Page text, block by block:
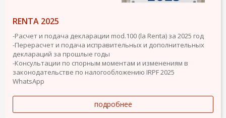
RENTA 2025
-Расчет и подача декларации mod.100 (la Renta) за 2025 год
-Перерасчет и подача исправительных и дополнительных
деклараций за прошлые годы
-Консультации по спорным моментам и изменениям в
законодательстве по налогообложению IRPF 2025
WhatsApp
подробнее